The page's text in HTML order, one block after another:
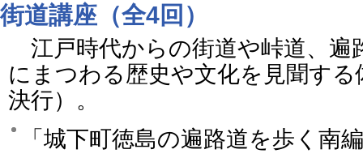
街道講座（全4回）
江戸時代からの街道や峠道、遍
にまつわる歴史や文化を見聞す
決行）。
「城下町徳島の遍路道を歩く南